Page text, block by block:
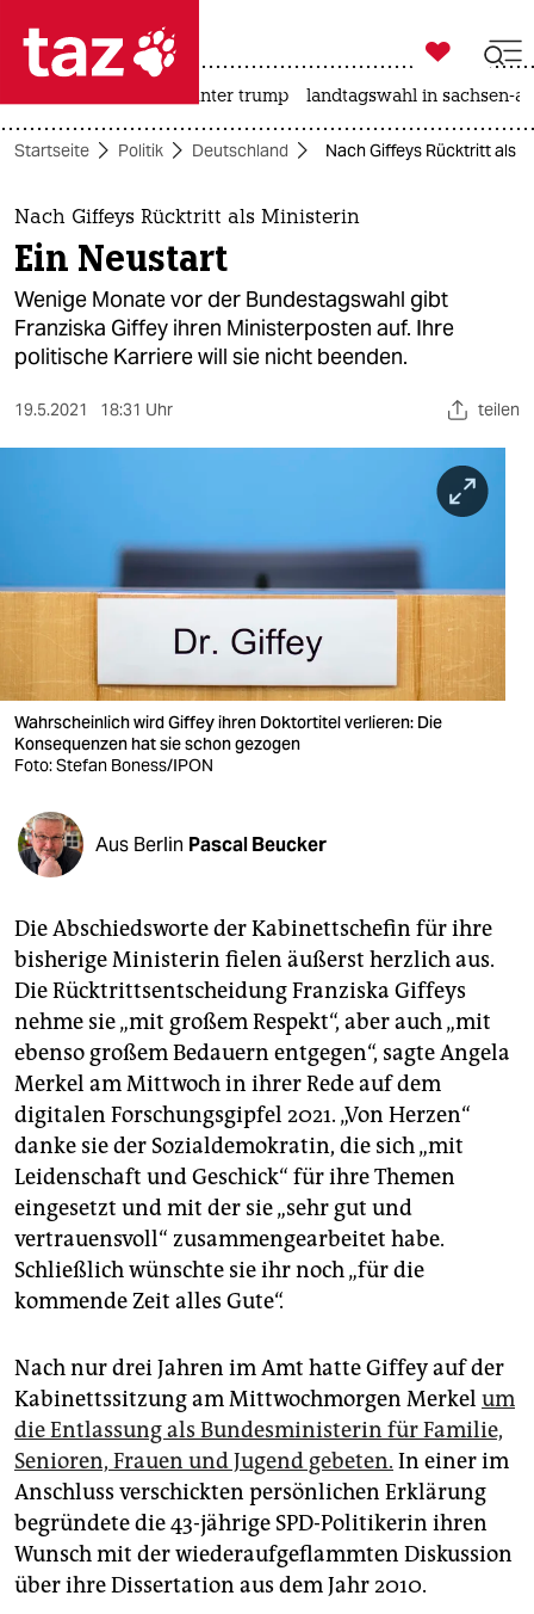
 taz zahl ich
taz zahl ich
themen
politik
öko
gesellschaft
nord
wahrheit
verlag
verlag
shop
fragen & hilfe
unterstützen
abo
genossenschaft
epaper login

taz zahl ich
usa unter trump landtagswahl in sachsen-
Startseite Politik Deutschland Nach Giffeys Rücktritt als
Nach Giffeys Rücktritt als Ministerin
Ein Neustart
Wenige Monate vor der Bundestagswahl gibt
Franziska Giffey ihren Ministerposten auf. Ihre
politische Karriere will sie nicht beenden.
19.5.2021 18:31 Uhr teilen
Wahrscheinlich wird Giffey ihren Doktortitel verlieren: Die
Konsequenzen hat sie schon gezogen
Foto: Stefan Boness/IPON
Aus Berlin Pascal Beucker
Die Abschiedsworte der Kabinettschefin für ihre
bisherige Ministerin fielen äußerst herzlich aus.
Die Rücktrittsentscheidung Franziska Giffeys
nehme sie „mit großem Respekt“, aber auch „mit
ebenso großem Bedauern entgegen“, sagte Angela
Merkel am Mittwoch in ihrer Rede auf dem
digitalen Forschungsgipfel 2021. „Von Herzen“
danke sie der Sozialdemokratin, die sich „mit
Leidenschaft und Geschick“ für ihre Themen
eingesetzt und mit der sie „sehr gut und
vertrauensvoll“ zusammengearbeitet habe.
Schließlich wünschte sie ihr noch „für die
kommende Zeit alles Gute“.
Nach nur drei Jahren im Amt hatte Giffey auf der
Kabinettssitzung am Mittwochmorgen Merkel um
die Entlassung als Bundesministerin für Familie,
Senioren, Frauen und Jugend gebeten. In einer im
Anschluss verschickten persönlichen Erklärung
begründete die 43-jährige SPD-Politikerin ihren
Wunsch mit der wiederaufgeflammten Diskussion
über ihre Dissertation aus dem Jahr 2010.